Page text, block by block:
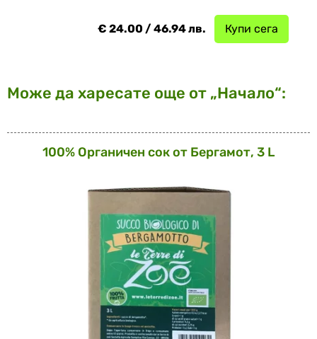
Купи сега
€ 24.00 / 46.94 лв.
Може да харесате още от „Начало“:
100% Органичен сок от Бергамот, 3 L